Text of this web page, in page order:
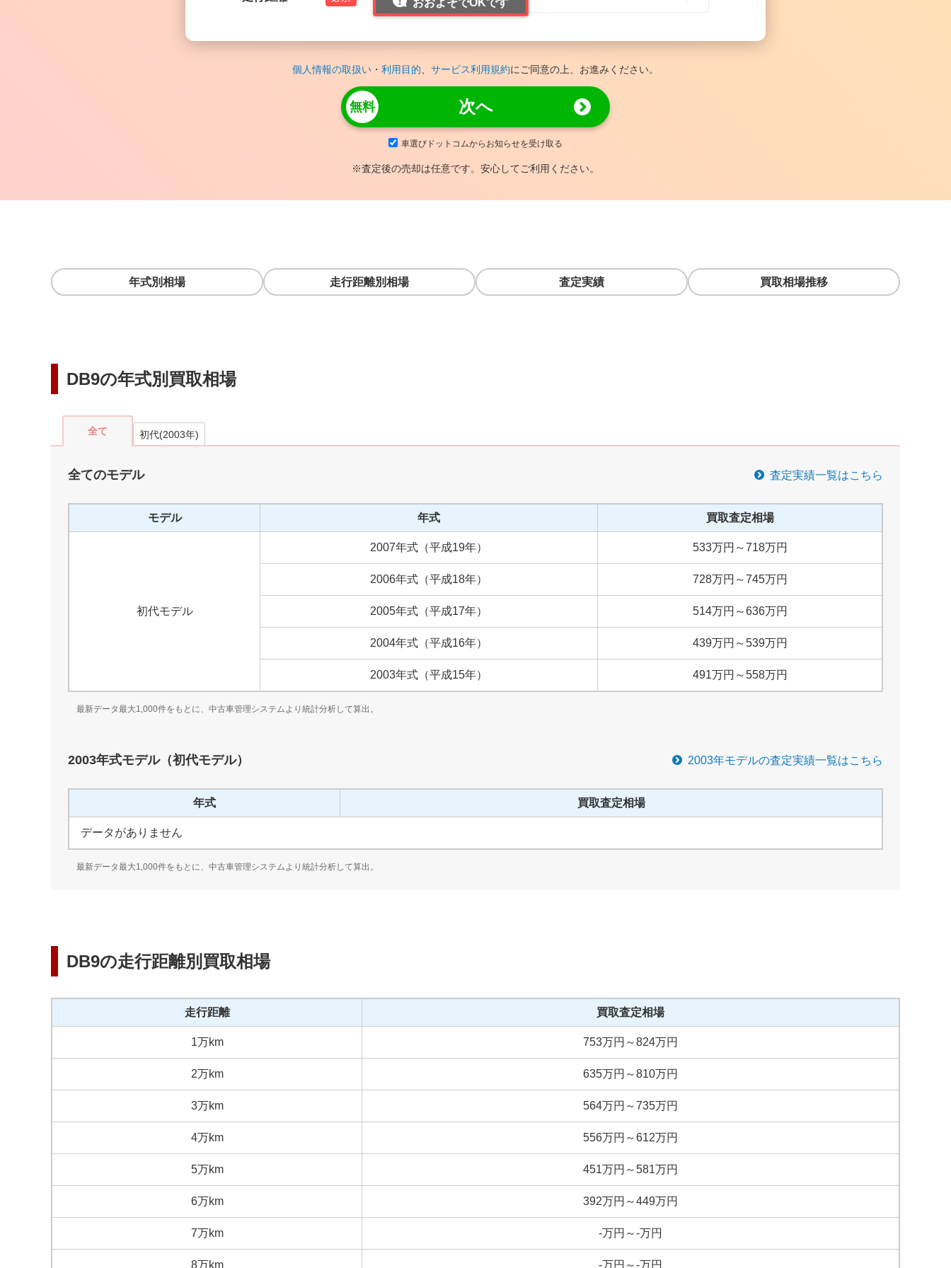
おおよそでOKです
個人情報の取扱い ・ 利用目的 サービス利用規約にご同意の上、お進みください。
次へ
車選びドットコムからお知らせを受け取る
※査定後の売却は任意です。安心してご利用ください。
年式別相場 走行距離別相場 査定実績 買取相場推移
DB9の年式別買取相場
全て 初代(2003年)
全てのモデル 査定実績一覧はこちら
モデル 年式 買取査定相場
初代モデル
2007年式 （平成19年） 533万円 ～718万円
2006年式 （平成18年） 728万円 ～745万円
2005年式 （平成17年） 514万円 ～636万円
2004年式 （平成16年） 439万円 ～539万円
2003年式 （平成15年） 491万円 ～558万円
最新データ最大1,000件をもとに、中古車管理システムより統計分析して算出。
2003年式モデル（初代モデル） 2003年モデルの査定実績一覧はこちら
年式 買取査定相場
データがありません
最新データ最大1,000件をもとに、中古車管理システムより統計分析して算出。
DB9の走行距離別買取相場
走行距離 買取査定相場
1万km 753万円 ～824万円
2万km 635万円 ～810万円
3万km 564万円 ～735万円
4万km 556万円 ～612万円
5万km 451万円 ～581万円
6万km 392万円 ～449万円
7万km -万円 ～-万円
8万km -万円 ～-万円